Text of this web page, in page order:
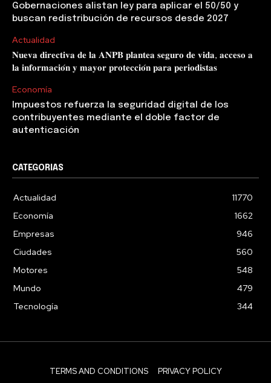
Gobernaciones alistan ley para aplicar el 50/50 y
buscan redistribución de recursos desde 2027
Actualidad
𝐍𝐮𝐞𝐯𝐚 𝐝𝐢𝐫𝐞𝐜𝐭𝐢𝐯𝐚 𝐝𝐞 𝐥𝐚 𝐀𝐍𝐏𝐁 𝐩𝐥𝐚𝐧𝐭𝐞𝐚 𝐬𝐞𝐠𝐮𝐫𝐨 𝐝𝐞 𝐯𝐢𝐝𝐚, 𝐚𝐜𝐜𝐞𝐬𝐨 𝐚
𝐥𝐚 𝐢𝐧𝐟𝐨𝐫𝐦𝐚𝐜𝐢𝐨́𝐧 𝐲 𝐦𝐚𝐲𝐨𝐫 𝐩𝐫𝐨𝐭𝐞𝐜𝐜𝐢𝐨́𝐧 𝐩𝐚𝐫𝐚 𝐩𝐞𝐫𝐢𝐨𝐝𝐢𝐬𝐭𝐚𝐬
Economía
Impuestos refuerza la seguridad digital de los
contribuyentes mediante el doble factor de
autenticación
CATEGORIAS
Actualidad
11770
Economía
1662
Empresas
946
Ciudades
560
Motores
548
Mundo
479
Tecnología
344
TERMS AND CONDITIONS PRIVACY POLICY